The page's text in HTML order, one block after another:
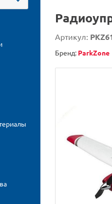
Артикул:
Бренд: ParkZone